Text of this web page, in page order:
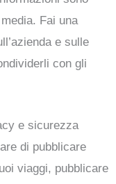
Fai una
e sulle
con gli
e sicurezza
di pubblicare
viaggi, pubblicare